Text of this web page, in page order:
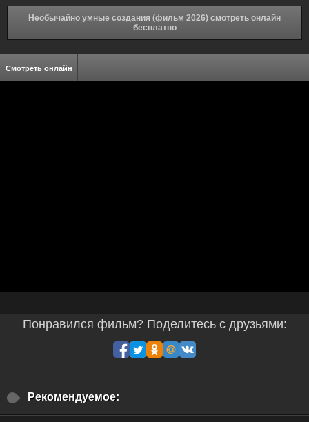
Необычайно умные создания (фильм 2026) смотреть онлайн
бесплатно
Смотреть онлайн
Понравился фильм? Поделитесь с друзьями:
Рекомендуемое: